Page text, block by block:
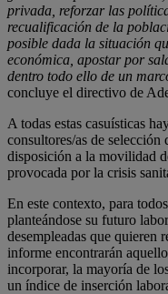
privada, reforzar las
recualificación de la
posible dada la situación
económica, apostar por
dentro todo ello de un
concluye el directivo de
A todas estas casuísticas
consultores/as de selección
disposición a la movilidad
provocada por la crisis
En este contexto, para
planteándose su futuro
desempleadas que quieren
informe encontrarán
incorporar, la mayoría de
un índice de inserción